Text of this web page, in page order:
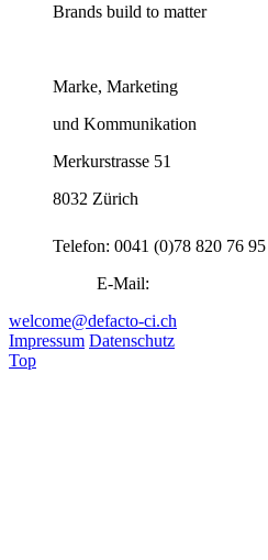
Brands build to matter
Marke, Marketing
und Kommunikation
Merkurstrasse 51
8032 Zürich
Telefon: 0041 (0)78 820 76 95
E-Mail:
welcome@defacto-ci.ch
Impressum Datenschutz
Top